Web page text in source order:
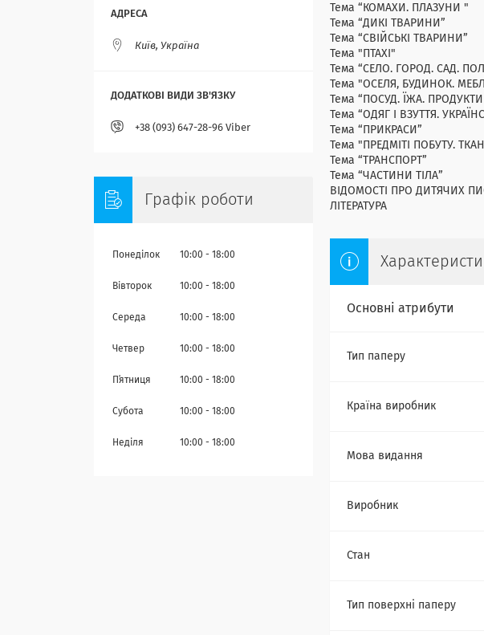
Тема “КОМАХИ. ПЛАЗУНИ "
Тема “ДИКІ ТВАРИНИ”
Тема “СВІЙСЬКІ ТВАРИНИ”
Тема "ПТАХІ"
Тема “СЕЛО. ГОРОД. САД.
Тема "ОСЕЛЯ, БУДИНОК.
Тема “ПОСУД. ЇЖА.
Тема “ОДЯГ І ВЗУТТЯ.
Тема “ПРИКРАСИ”
Тема "ПРЕДМІТІ ПОБУТУ.
Тема “ТРАНСПОРТ”
Тема “ЧАСТИНИ ТІЛА”
ВІДОМОСТІ ПРО ДИТЯЧИХ
ЛІТЕРАТУРА
Основні атрибути
Тип паперу
Країна виробник
Мова видання
Виробник
Стан
Тип поверхні паперу
Київ, Україна
+38 (093) 647-28-96 Viber
Графік роботи
Понеділок 10:00 18:00
Вівторок 10:00 18:00
Середа 10:00 18:00
Четвер 10:00 18:00
Пʼятниця 10:00 18:00
Субота 10:00 18:00
Неділя 10:00 18:00